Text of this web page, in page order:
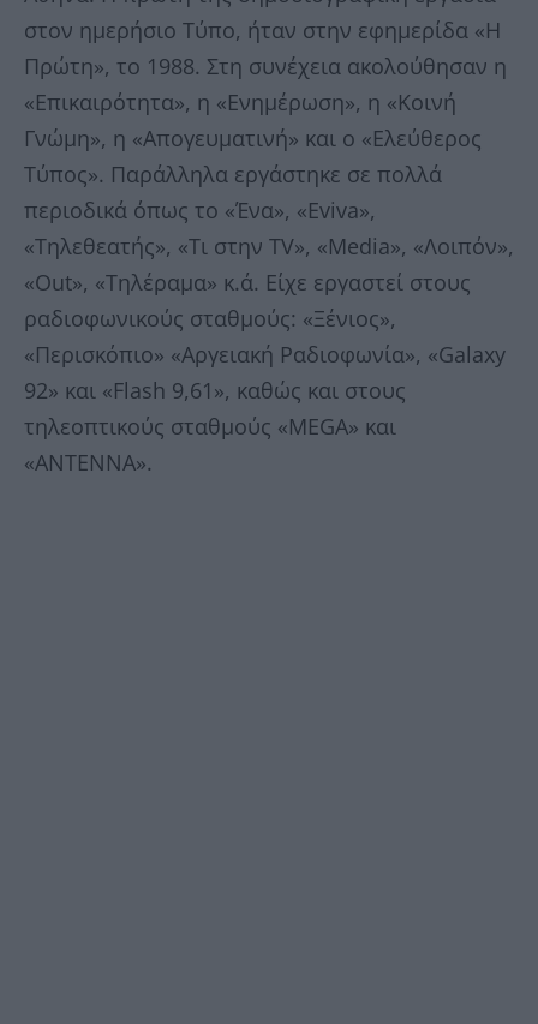
στον ημερήσιο Τύπο, ήταν στην εφημερίδα «Η
Πρώτη», το 1988. Στη συνέχεια ακολούθησαν η
«Επικαιρότητα», η «Ενημέρωση», η «Κοινή
Γνώμη», η «Απογευματινή» και ο «Ελεύθερος
Τύπος». Παράλληλα εργάστηκε σε πολλά
περιοδικά όπως το «Ένα», «Eviva»,
«Τηλεθεατής», «Τι στην TV», «Media», «Λοιπόν»,
«Out», «Τηλέραμα» κ.ά. Είχε εργαστεί στους
ραδιοφωνικούς σταθμούς: «Ξένιος»,
«Περισκόπιο» «Αργειακή Ραδιοφωνία», «Galaxy
92» και «Flash 9,61», καθώς και στους
τηλεοπτικούς σταθμούς «MEGA» και
«ΑΝΤΕΝΝΑ».